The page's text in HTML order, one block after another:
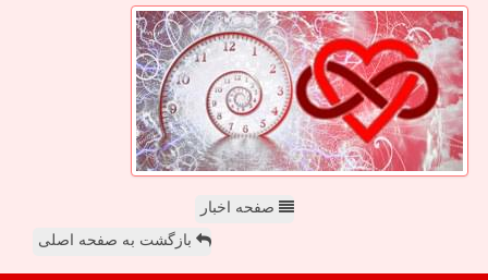
صفحه اخبار
بازگشت به صفحه اصلی